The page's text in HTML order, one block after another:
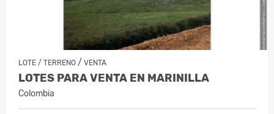
LOTE / TERRENO / VENTA
LOTES PARA VENTA EN MARINILLA
Colombia